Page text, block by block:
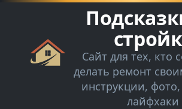
Перейти
Сайт для тех, кто
делать ремонт
инструкции,
лайфхаки